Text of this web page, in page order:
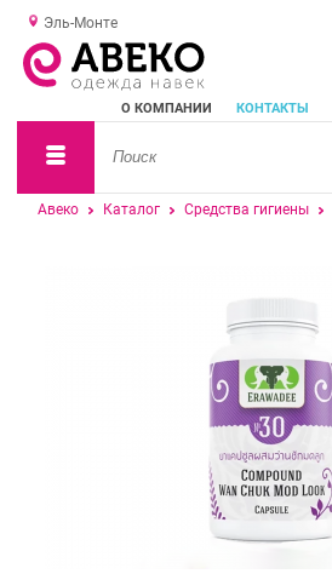
Эль-Монте
О КОМПАНИИ КОНТАКТЫ
Авеко Каталог Средства гигиены